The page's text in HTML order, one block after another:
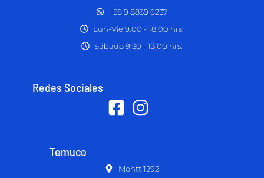
+56 9 8839 6237
Lun-Vie 9:00 - 18:00 hrs.
Sábado 9:30 - 13:00 hrs.
Redes Sociales
Temuco
Montt 1292